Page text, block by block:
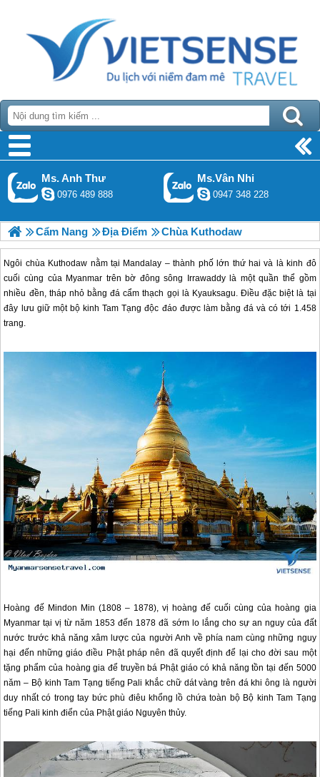
Ms. Anh Thư
0976 489 888
Ms.Vân Nhi
0947 348 228
Cẩm Nang Địa Điểm Chùa Kuthodaw
Ngôi chùa Kuthodaw nằm tại Mandalay – thành phố lớn thứ hai và là kinh đô
cuối cùng của Myanmar trên bờ đông sông Irrawaddy là một quần thể gồm
nhiều đền, tháp nhỏ bằng đá cẩm thạch gọi là Kyauksagu. Điều đặc biệt là tại
đây lưu giữ một bộ kinh Tam Tạng độc đáo được làm bằng đá và có tới 1.458
trang.
Hoàng đế Mindon Min (1808 – 1878), vị hoàng đế cuối cùng của hoàng gia
Myanmar tại vị từ năm 1853 đến 1878 đã sớm lo lắng cho sự an nguy của đất
nước trước khả năng xâm lược của người Anh về phía nam cùng những nguy
hại đến những giáo điều Phật pháp nên đã quyết định để lại cho đời sau một
tặng phẩm của hoàng gia để truyền bá Phật giáo có khả năng tồn tại đến 5000
năm – Bộ kinh Tam Tạng tiếng Pali khắc chữ dát vàng trên đá khi ông là người
duy nhất có trong tay bức phù điêu khổng lồ chứa toàn bộ Bộ kinh Tam Tạng
tiếng Pali kinh điển của Phật giáo Nguyên thủy.